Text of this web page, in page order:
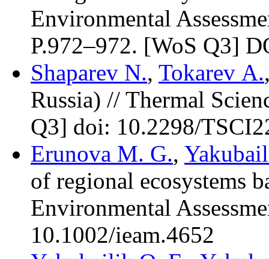
Environmental
P.972–972. [WoS Q3]
Shaparev N., Tokarev A.
Russia) // Thermal
Q3] doi: 10.2298/
Erunova M. G.,
of regional ecosystems
Environmental
10.1002/ieam.4652